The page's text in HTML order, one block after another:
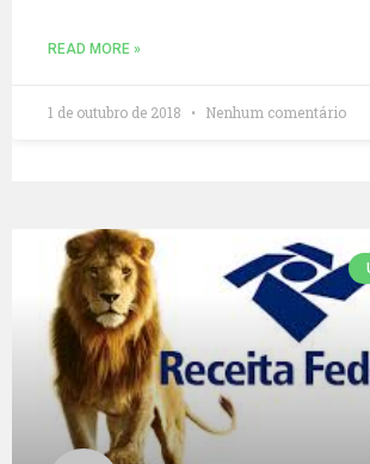
READ MORE »
1 de outubro de 2018 Nenhum comentário